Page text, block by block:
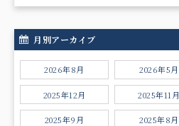
月別アーカイブ
2026年8月 2026年5月
2025年12月 2025年11月
2025年9月 2025年8月